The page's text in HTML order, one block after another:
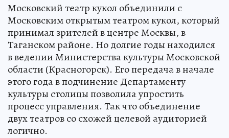
Московский театр кукол объединили с
Московским открытым театром кукол, который
принимал зрителей в центре Москвы, в
Таганском районе. Но долгие годы находился
в ведении Министерства культуры Московской
области (Красногорск). Его передача в начале
этого года в подчинение Департаменту
культуры столицы позволила упростить
процесс управления. Так что объединение
двух театров со схожей целевой аудиторией
логично.